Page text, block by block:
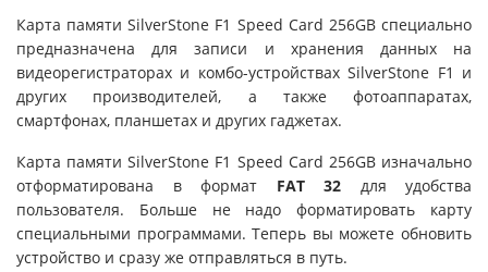
Вопрос - ответ
Отзывы
Поддержка
Карта памяти SilverStone F1 Speed Card 256GB специально
предназначена для записи и хранения данных на
видеорегистраторах и комбо-устройствах SilverStone F1 и
других производителей, а также фотоаппаратах,
смартфонах, планшетах и других гаджетах.
Карта памяти SilverStone F1 Speed Card 256GB изначально
отформатирована в формат FAT 32 для удобства
пользователя. Больше не надо форматировать карту
специальными программами. Теперь вы можете обновить
устройство и сразу же отправляться в путь.